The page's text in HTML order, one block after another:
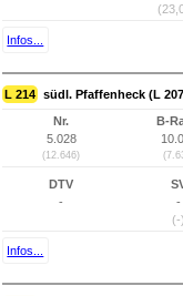
Infos...
L 214 südl. Pfaffenheck (L
Nr.
5.028
(12.646)
B-
DTV
-
-
(-)
Infos...